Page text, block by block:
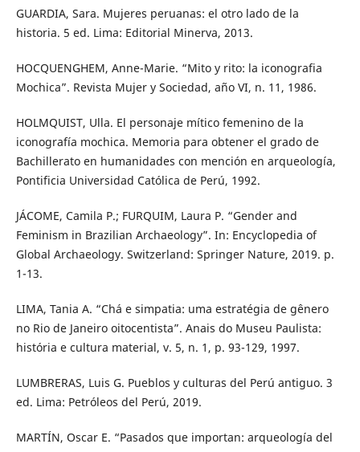
GUARDIA, Sara. Mujeres peruanas: el otro lado de la
historia. 5 ed. Lima: Editorial Minerva, 2013.
HOCQUENGHEM, Anne-Marie. “Mito y rito: la iconografia
Mochica”. Revista Mujer y Sociedad, año VI, n. 11, 1986.
HOLMQUIST, Ulla. El personaje mítico femenino de la
iconografía mochica. Memoria para obtener el grado de
Bachillerato en humanidades con mención en arqueología,
Pontificia Universidad Católica de Perú, 1992.
JÁCOME, Camila P.; FURQUIM, Laura P. “Gender and
Feminism in Brazilian Archaeology”. In: Encyclopedia of
Global Archaeology. Switzerland: Springer Nature, 2019. p.
1-13.
LIMA, Tania A. “Chá e simpatia: uma estratégia de gênero
no Rio de Janeiro oitocentista”. Anais do Museu Paulista:
história e cultura material, v. 5, n. 1, p. 93-129, 1997.
LUMBRERAS, Luis G. Pueblos y culturas del Perú antiguo. 3
ed. Lima: Petróleos del Perú, 2019.
MARTÍN, Oscar E. “Pasados que importan: arqueología del